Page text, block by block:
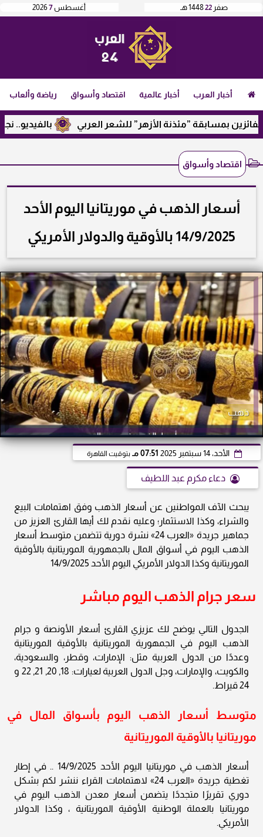
أغسطس7
2026 صفر 221448 هـ
أخبار العرب أخبار عالمية اقتصاد وأسواق رياضة وألعاب
بالفيديو.. نجيب بمسابقة ”مئذنة الأزهر” للشعر العربي
اقتصاد وأسواق
أسعار الذهب في موريتانيا اليوم الأحد
14/9/2025 بالأوقية والدولار الأمريكي
ذهب
الأحد، 14 سبتمبر 2025 07:51 مـ بتوقيت القاهرة
دعاء مكرم عبد اللطيف
يبحث الآف المواطنين عن أسعار الذهب وفق اهتمامات البيع
والشراء، وكذا الاستثمار؛ وعليه نقدم لك أيها القارئ العزيز من
جماهير جريدة «العرب 24» نشرة دورية تتضمن متوسط أسعار
الذهب اليوم في أسواق المال بالجمهورية الموريتانية بالأوقية
الموريتانية وكذا الدولار الأمريكي اليوم الأحد 14/9/2025
سعر جرام الذهب اليوم مباشر
الجدول التالي يوضح لك عزيزي القارئ أسعار الأونصة و جرام
الذهب اليوم في الجمهورية الموريتانية بالأوقية الموريتانية
وعددًا من الدول العربية مثل: الإمارات، وقطر، والسعودية،
والكويت، والإمارات، وجل الدول العربية لعيارات: 18, 20, 21, 22 و
24 قيراط.
متوسط أسعار الذهب اليوم بأسواق المال في
موريتانيا بالأوقية الموريتانية
أسعار الذهب في موريتانيا اليوم الأحد 14/9/2025 .. في إطار
تغطية جريدة «العرب 24» لاهتمامات القراء ننشر لكم بشكل
دوري تقريرًا متجددًا يتضمن أسعار معدن الذهب اليوم في
موريتانيا بالعملة الوطنية الأوقية الموريتانية ، وكذا الدولار
الأمريكي.